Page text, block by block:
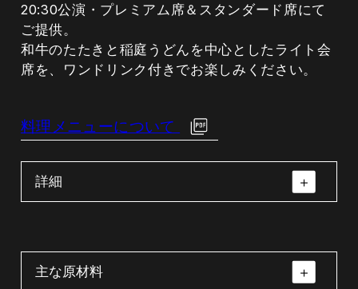
稲庭うどん・長葱・いりごま・練りごま・昆
布
20:30公演・プレミアム席＆スタンダード席にて
ご提供。
和牛のたたきと稲庭うどんを中心としたライト会
席を、ワンドリンク付きでお楽しみください。
料理メニューについて
詳細
主な原材料